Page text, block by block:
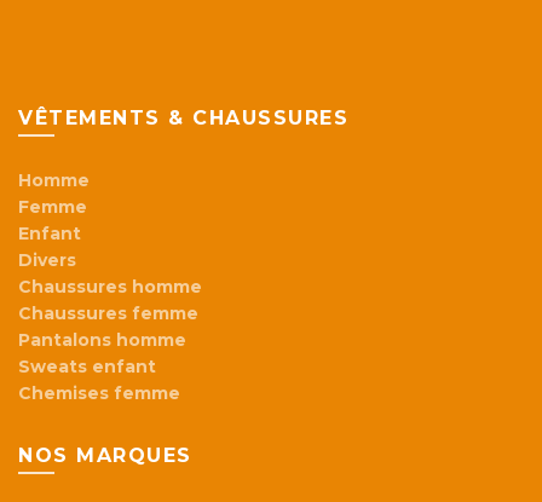
VÊTEMENTS & CHAUSSURES
Homme
Femme
Enfant
Divers
Chaussures homme
Chaussures femme
Pantalons homme
Sweats enfant
Chemises femme
NOS MARQUES